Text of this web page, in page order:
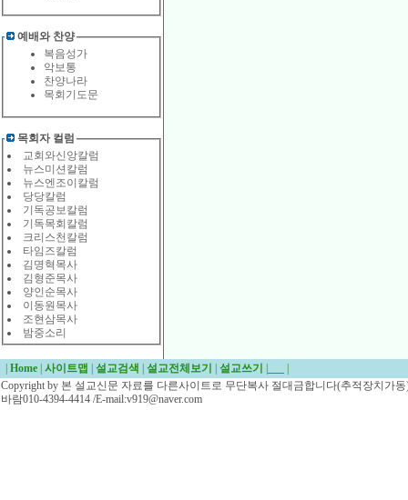
예배와 찬양
복음성가
악보통
찬양나라
목회기도문
목회자 컬럼
교회와신앙칼럼
뉴스미션칼럼
뉴스엔조이칼럼
당당칼럼
기독공보칼럼
기독목회칼럼
크리스천칼럼
타임즈칼럼
김명혁목사
김형준목사
양인순목사
이동원목사
조현삼목사
밤중소리
Home 사이트맵 설교검색 설교전체보기 설교쓰기
Copyright by 본 설교신문 자료를 다른사이트로 무단복사 절대금합니다(추적장치가
바람010-4394-4414 /E-mail:v919@naver.com